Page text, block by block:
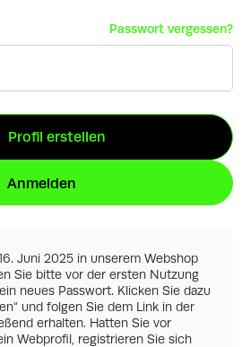
Passwort vergessen?
Profil erstellen
Anmelden
Juni 2025 in unserem Webshop
Sie bitte vor der ersten Nutzung
neues Passwort. Klicken Sie dazu
und folgen Sie dem Link in der
erhalten. Hatten Sie vor
Webprofil, registrieren Sie sich